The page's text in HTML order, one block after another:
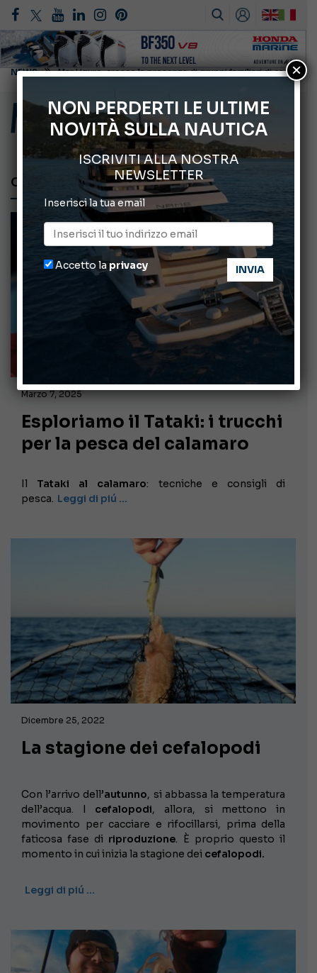
ABOFA 2026: la fiera del mare ad Aqaba
Cannes Yachting Festival 2026: tutte le novità attese a settembre
Montecristo Yachting, l’orologio per il diportista
Giovanna Vitelli nuova Presidente di Altagamma
CALAMARI A TATAKI
Marzo 7, 2025
Esploriamo il Tataki: i trucchi
per la pesca del calamaro
Il Tataki al calamaro: tecniche e consigli di
pesca. Leggi di piú …
Dicembre 25, 2022
La stagione dei cefalopodi
Con l’arrivo dell’autunno, si abbassa la temperatura
dell’acqua. I cefalopodi, allora, si mettono in
movimento per cacciare e rifocillarsi, prima della
faticosa fase di riproduzione. È proprio questo il
momento in cui inizia la stagione dei cefalopodi.
Leggi di piú …
NON PERDERTI LE ULTIME
NOVITÀ SULLA NAUTICA
ISCRIVITI ALLA NOSTRA
NEWSLETTER
Inserisci la tua email
Accetto la privacy
×